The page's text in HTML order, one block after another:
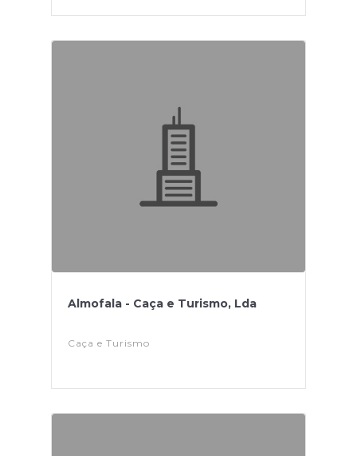
Almofala - Caça e Turismo, Lda
Caça e Turismo